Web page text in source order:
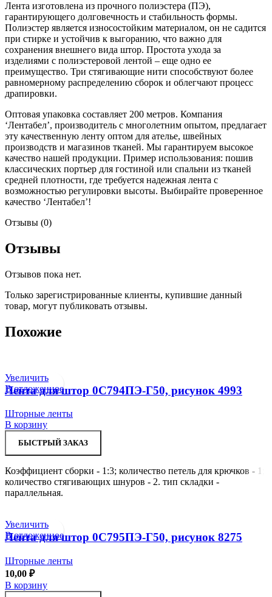
Лента изготовлена из прочного полиэстера (ПЭ),
гарантирующего долговечность и стабильность формы.
Полиэстер является износостойким материалом, он не садится
при стирке и устойчив к выгоранию, что важно для
сохранения внешнего вида штор. Простота ухода за
изделиями с полиэстеровой лентой – еще одно ее
преимущество. Три стягивающие нити способствуют более
равномерному распределению сборок и облегчают процесс
драпировки.
Оптовая упаковка составляет 200 метров. Компания
‘Лентабел’, производитель с многолетним опытом, предлагает
эту качественную ленту оптом для ателье, швейных
производств и магазинов тканей. Мы гарантируем высокое
качество нашей продукции. Пример использования: пошив
классических портьер для гостиной или спальни из тканей
средней плотности, где требуется надежная лента с
возможностью регулировки высоты. Выбирайте проверенное
качество ‘Лентабел’!
Отзывы (0)
Отзывы
Отзывов пока нет.
Только зарегистрированные клиенты, купившие данный
товар, могут публиковать отзывы.
Похожие
Увеличить
В отложенное
Лента для штор 0С794ПЭ-Г50, рисунок 4993
Шторные ленты
В корзину
БЫСТРЫЙ ЗАКАЗ
Коэффициент сборки - 1:3; количество петель для крючков - 1;
количество стягивающих шнуров - 2. тип складки -
параллельная.
Увеличить
В отложенное
Лента для штор 0С795ПЭ-Г50, рисунок 8275
Шторные ленты
10,00 ₽
В корзину